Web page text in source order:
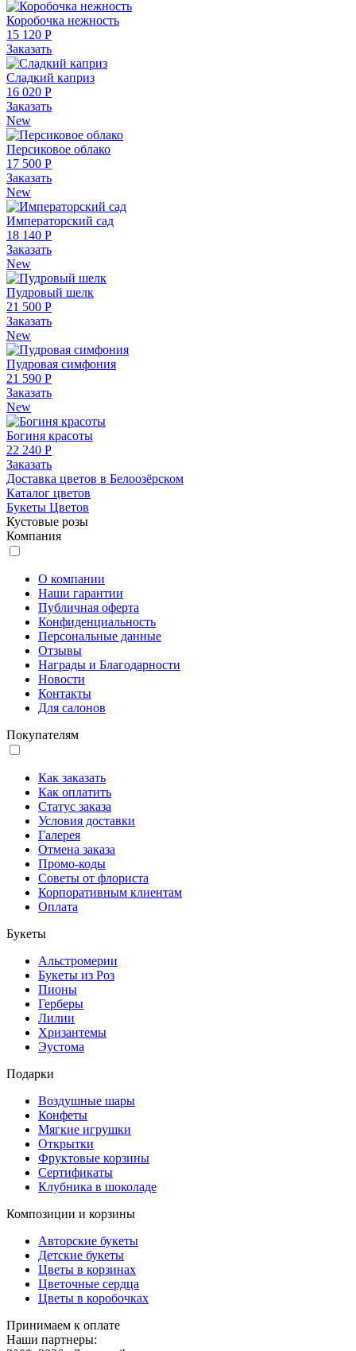
Коробочка нежность
15 120 Р
Заказать
Сладкий каприз
16 020 Р
Заказать
New
Персиковое облако
17 500 Р
Заказать
New
Императорский сад
18 140 Р
Заказать
New
Пудровый шелк
21 500 Р
Заказать
New
Пудровая симфония
21 590 Р
Заказать
New
Богиня красоты
22 240 Р
Заказать
Доставка цветов в Белоозёрском
Каталог цветов
Букеты Цветов
Кустовые розы
Компания
О компании
Наши гарантии
Публичная оферта
Конфиденциальность
Персональные данные
Отзывы
Награды и Благодарности
Новости
Контакты
Для салонов
Покупателям
Как заказать
Как оплатить
Статус заказа
Условия доставки
Галерея
Отмена заказа
Промо-коды
Советы от флориста
Корпоративным клиентам
Оплата
Букеты
Альстромерии
Букеты из Роз
Пионы
Герберы
Лилии
Хризантемы
Эустома
Подарки
Воздушные шары
Конфеты
Мягкие игрушки
Открытки
Фруктовые корзины
Сертификаты
Клубника в шоколаде
Композиции и корзины
Авторские букеты
Детские букеты
Цветы в корзинах
Цветочные сердца
Цветы в коробочках
Принимаем к оплате
Наши партнеры: